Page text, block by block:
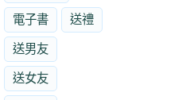
電子書 送禮
送男友
送女友